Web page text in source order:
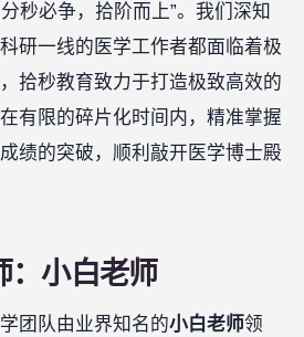
秒必争，拾阶而上”。我们深知
研一线的医学工作者都面临着极
拾秒教育致力于打造极致高效的
有限的碎片化时间内，精准掌握
绩的突破，顺利敲开医学博士殿
：小白老师
团队由业界知名的小白老师领